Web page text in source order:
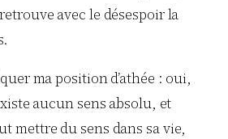
avec le désespoir la
ma position d’athée : oui,
aucun sens absolu, et
mettre du sens dans sa vie,